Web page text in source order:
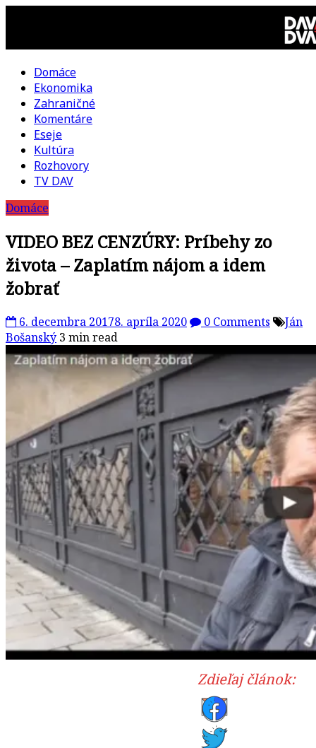
DAV
DVA
kultúrno-
politická
revue
Domáce
Ekonomika
Zahraničné
Komentáre
Eseje
Kultúra
Rozhovory
TV DAV
Domáce
VIDEO BEZ CENZÚRY: Príbehy zo
života – Zaplatím nájom a idem
žobrať
6. decembra 20178. apríla 2020 0 Comments
Ján
Bošanský 3 min read
Zdieľaj článok: